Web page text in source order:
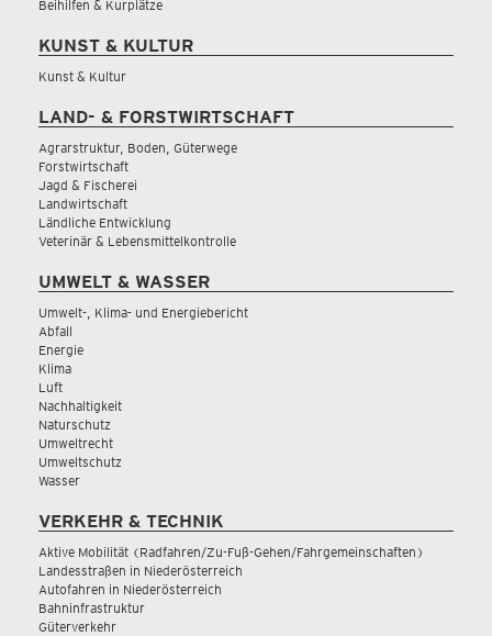
Beihilfen & Kurplätze
KUNST & KULTUR
Kunst & Kultur
LAND- & FORSTWIRTSCHAFT
Agrarstruktur, Boden, Güterwege
Forstwirtschaft
Jagd & Fischerei
Landwirtschaft
Ländliche Entwicklung
Veterinär & Lebensmittelkontrolle
UMWELT & WASSER
Umwelt-, Klima- und Energiebericht
Abfall
Energie
Klima
Luft
Nachhaltigkeit
Naturschutz
Umweltrecht
Umweltschutz
Wasser
VERKEHR & TECHNIK
Aktive Mobilität (Radfahren/Zu-Fuß-Gehen/Fahrgemeinschaften)
Landesstraßen in Niederösterreich
Autofahren in Niederösterreich
Bahninfrastruktur
Güterverkehr